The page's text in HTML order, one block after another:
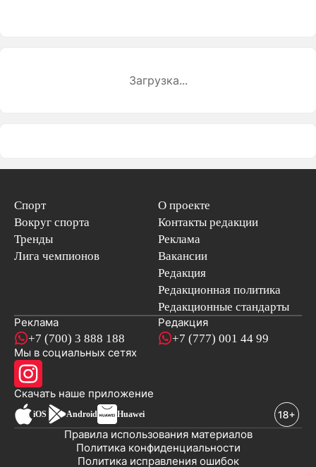
Загрузка...
Спорт
Вокруг спорта
Тренды
Лига чемпионов
О проекте
Контакты редакции
Реклама
Вакансии
Редакция
Редакционная политика
Редакционные стандарты
Реклама
+7 (700) 3 888 188
Редакция
+7 (777) 001 44 99
Мы в социальных сетях
Скачать наше приложениеновостей
iOS Android Huawei
Политика исправления ошибок
Политика конфиденциальности
Правила использования материалов